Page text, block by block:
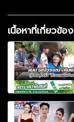
เนื้อหาที่เกี่ยวข้อง